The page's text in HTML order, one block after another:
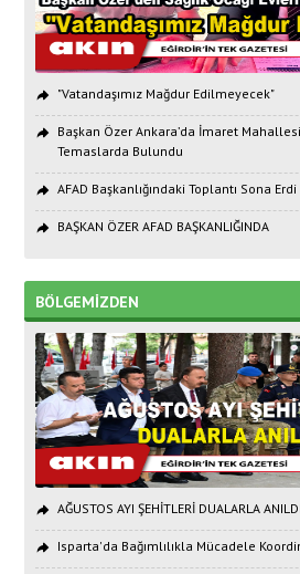
"Vatandaşımız Mağdur Edilmeyecek"
Başkan Özer Ankara’da İmaret
Temaslarda Bulundu
AFAD Başkanlığındaki Toplantı Sona Erdi
BAŞKAN ÖZER AFAD BAŞKANLIĞINDA
BÖLGEMİZDEN
AĞUSTOS AYI ŞEHİTLERİ DUALARLA ANILDI
Isparta'da Bağımlılıkla Mücadele